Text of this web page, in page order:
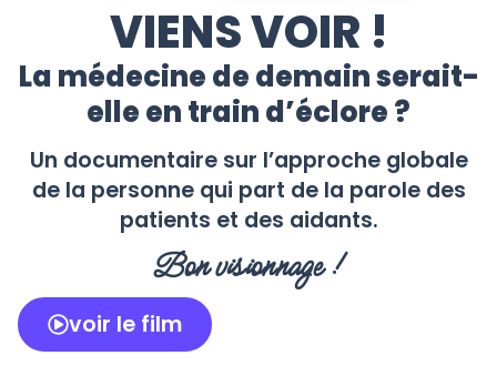
VIENS VOIR !
La médecine de demain serait-
elle en train d’éclore ?
Un documentaire sur l’approche globale
de la personne qui part de la parole des
patients et des aidants.
Bon visionnage !
voir le film